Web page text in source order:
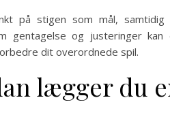
på stigen som mål,
gentagelse og justeringer kan
dit overordnede spil.
lægger du